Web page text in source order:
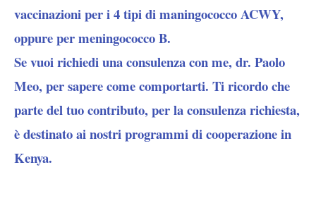
vaccinazioni per i 4 tipi di maningococco ACWY,
oppure per meningococco B.
Se vuoi richiedi una consulenza con me, dr. Paolo
Meo, per sapere come comportarti. Ti ricordo che
parte del tuo contributo, per la consulenza richiesta,
è destinato ai nostri programmi di cooperazione in
Kenya.